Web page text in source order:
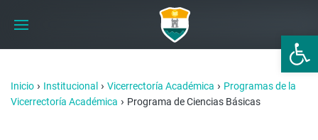
Abrir
Inicio › Institucional › Vicerrectoría Académica › Programas de la
Vicerrectoría Académica › Programa de Ciencias Básicas